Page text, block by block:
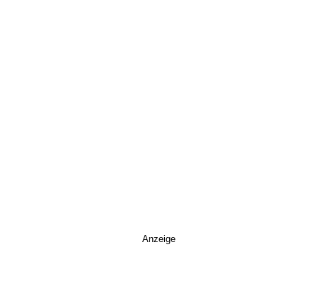
Anzeige